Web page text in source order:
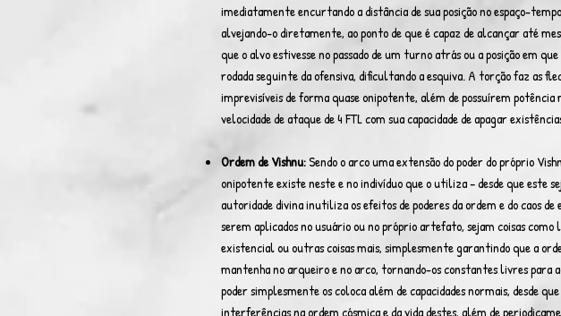
imediatamente encurtando a distância de sua posição no espaço-
alvejando-o diretamente, ao ponto de que é capaz de alcançar até
que o alvo estivesse no passado de um turno atrás ou a posição em
rodada seguinte da ofensiva, dificultando a esquiva. A torção faz as
imprevisíveis de forma quase onipotente, além de possuírem
velocidade de ataque de 4 FTL com sua capacidade de apagar
Ordem de Vishnu:Sendo o arco uma extensão do poder do próprio
onipotente existe neste e no indivíduo que o utiliza – desde que este
autoridade divina inutiliza os efeitos de poderes da ordem e do caos
serem aplicados no usuário ou no próprio artefato, sejam coisas como
existencial ou outras coisas mais, simplesmente garantindo que a
mantenha no arqueiro e no arco, tornando-os constantes livres para
poder simplesmente os coloca além de capacidades normais, desde
interferências na ordem cósmica e da vida destes, além de